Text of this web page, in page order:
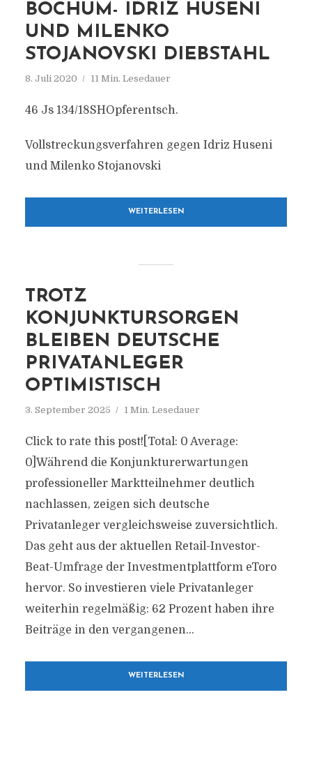
BOCHUM- IDRIZ HUSENI
UND MILENKO
STOJANOVSKI DIEBSTAHL
8. Juli 2020 11 Min. Lesedauer
46 Js 134/18SHOpferentsch.
Vollstreckungsverfahren gegen Idriz Huseni
und Milenko Stojanovski
WEITERLESEN
TROTZ
KONJUNKTURSORGEN
BLEIBEN DEUTSCHE
PRIVATANLEGER
OPTIMISTISCH
3. September 2025 1 Min. Lesedauer
Click to rate this post![Total: 0 Average:
0]Während die Konjunkturerwartungen
professioneller Marktteilnehmer deutlich
nachlassen, zeigen sich deutsche
Privatanleger vergleichsweise zuversichtlich.
Das geht aus der aktuellen Retail-Investor-
Beat-Umfrage der Investmentplattform eToro
hervor. So investieren viele Privatanleger
weiterhin regelmäßig: 62 Prozent haben ihre
Beiträge in den vergangenen...
WEITERLESEN